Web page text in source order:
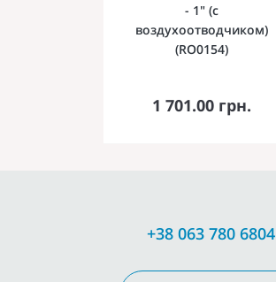
- 1" (с
воздухоотводчиком)
(RO0154)
1 701.00 грн.
В корзину
+38 063 780 6804